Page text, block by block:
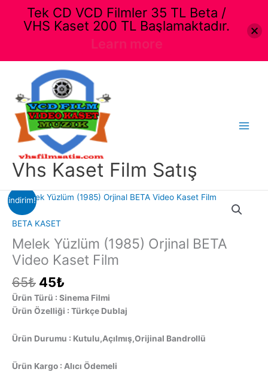
Vhs Kaset Film Satış
indirim!
BETA KASET
Melek Yüzlüm (1985) Orjinal BETA
Video Kaset Film
65₺ Orijinal
fiyat:
65₺.
45₺
andaki
fiyat:
45₺.
Ürün Türü : Sinema Filmi
Ürün Özelliği : Türkçe Dublaj
Ürün Durumu : Kutulu,Açılmış,Orijinal Bandrollü
Ürün Kargo : Alıcı Ödemeli
Tek CD VCD Filmler 35 TL Beta /
VHS Kaset 200 TL Başlamaktadır.
Learn more